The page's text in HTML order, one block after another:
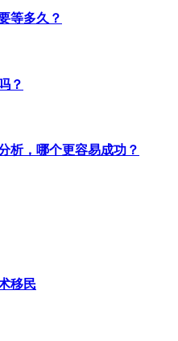
等多久？
？
析，哪个更容易成功？
移民